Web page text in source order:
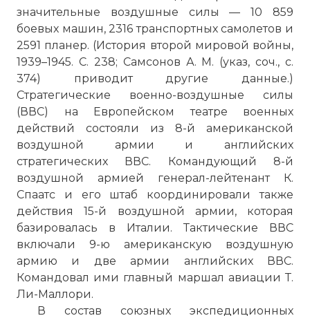
значительные воздушные силы — 10 859
боевых машин, 2316 транспортных самолетов и
2591 планер. (История второй мировой войны,
1939–1945. С. 238; Самсонов А. М. (указ, соч., с.
374) приводит другие данные.)
Стратегические военно-воздушные силы
(ВВС) на Европейском театре военных
действий состояли из 8-й американской
воздушной армии и английских
стратегических ВВС. Командующий 8-й
воздушной армией генерал-лейтенант К.
Спаатс и его штаб координировали также
действия 15-й воздушной армии, которая
базировалась в Италии. Тактические ВВС
включали 9-ю американскую воздушную
армию и две армии английских ВВС.
Командовал ими главный маршал авиации Т.
Ли-Маллори.
В состав союзных экспедиционных